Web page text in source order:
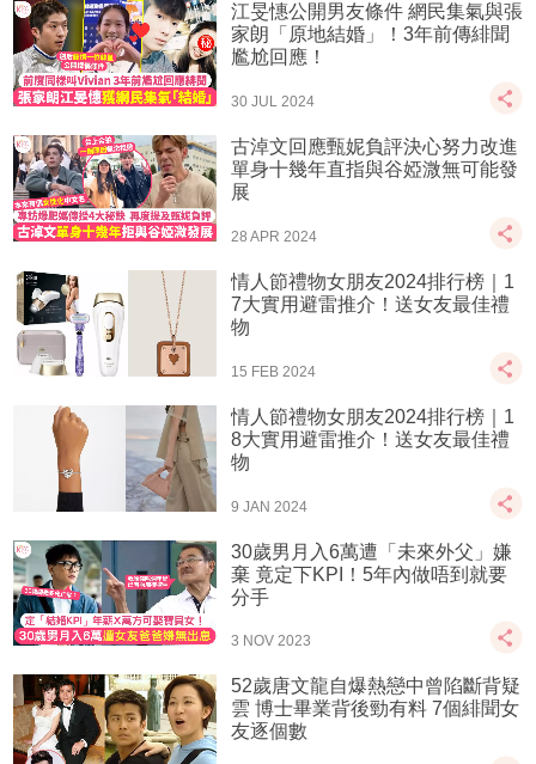
江旻憓公開男友條件 網民集氣與張
家朗「原地結婚」！3年前傳緋聞
尷尬回應！
30 JUL 2024
古淖文回應甄妮負評決心努力改進
單身十幾年直指與谷婭溦無可能發
展
28 APR 2024
情人節禮物女朋友2024排行榜｜1
7大實用避雷推介！送女友最佳禮
物
15 FEB 2024
情人節禮物女朋友2024排行榜｜1
8大實用避雷推介！送女友最佳禮
物
9 JAN 2024
30歲男月入6萬遭「未來外父」嫌
棄 竟定下KPI！5年內做唔到就要
分手
3 NOV 2023
52歲唐文龍自爆熱戀中曾陷斷背疑
雲 博士畢業背後勁有料 7個緋聞女
友逐個數